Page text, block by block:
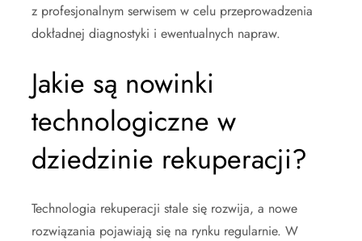
z profesjonalnym serwisem w celu przeprowadzenia
dokładnej diagnostyki i ewentualnych napraw.
Jakie są nowinki
technologiczne w
dziedzinie rekuperacji?
Technologia rekuperacji stale się rozwija, a nowe
rozwiązania pojawiają się na rynku regularnie. W